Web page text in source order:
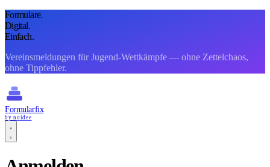
Formulare.
Digital.
Einfach.
Vereinsmeldungen für Jugend-Wettkämpfe — ohne Zettelchaos,
ohne Tippfehler.
Formularfix
by noidee